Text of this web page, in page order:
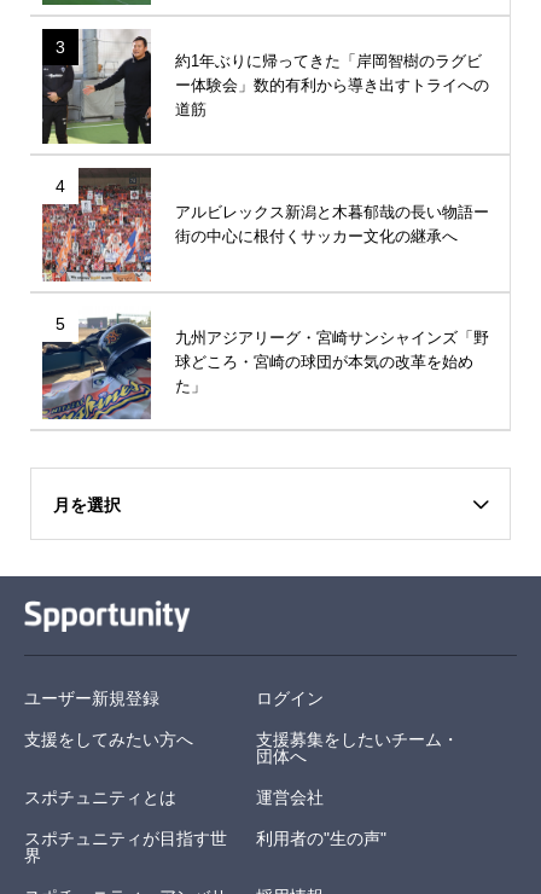
3
約1年ぶりに帰ってきた「岸岡智樹のラグビ
ー体験会」数的有利から導き出すトライへの
道筋
4
アルビレックス新潟と木暮郁哉の長い物語ー
街の中心に根付くサッカー文化の継承へ
5
九州アジアリーグ・宮崎サンシャインズ「野
球どころ・宮崎の球団が本気の改革を始め
た」
月を選択
ユーザー新規登録 ログイン
支援をしてみたい方へ
支援募集をしたいチーム・
団体へ
スポチュニティとは 運営会社
スポチュニティが目指す世
界
利用者の"生の声"